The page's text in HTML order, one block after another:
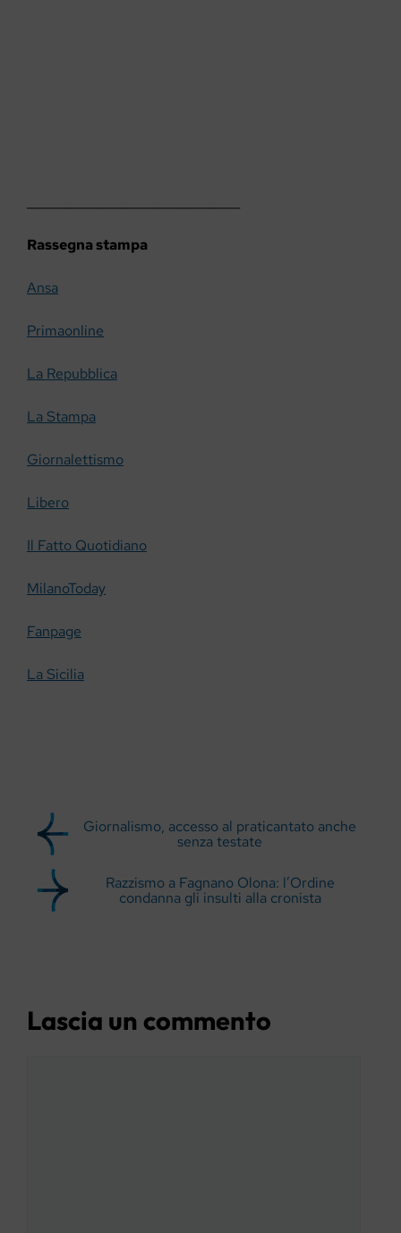
Rassegna stampa
Ansa
Primaonline
La Repubblica
La Stampa
Giornalettismo
Libero
Il Fatto Quotidiano
MilanoToday
Fanpage
La Sicilia
Giornalismo, accesso al praticantato anche
senza testate
Razzismo a Fagnano Olona: l’Ordine
condanna gli insulti alla cronista
Lascia un commento